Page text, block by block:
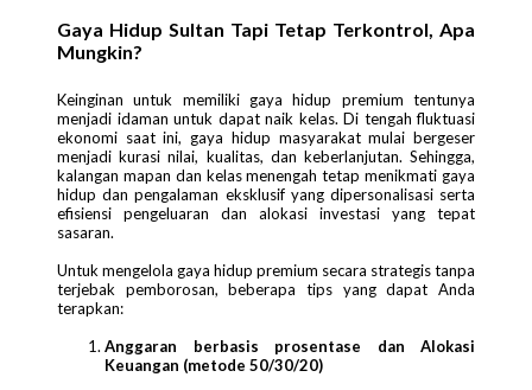
Gaya Hidup Sultan Tapi Tetap Terkontrol, Apa
Mungkin?
Keinginan untuk memiliki gaya hidup premium tentunya
menjadi idaman untuk dapat naik kelas. Di tengah fluktuasi
ekonomi saat ini, gaya hidup masyarakat mulai bergeser
menjadi kurasi nilai, kualitas, dan keberlanjutan. Sehingga,
kalangan mapan dan kelas menengah tetap menikmati gaya
hidup dan pengalaman eksklusif yang dipersonalisasi serta
efisiensi pengeluaran dan alokasi investasi yang tepat
sasaran.
Untuk mengelola gaya hidup premium secara strategis tanpa
terjebak pemborosan, beberapa tips yang dapat Anda
terapkan:
Anggaran berbasis prosentase dan Alokasi
Keuangan (metode 50/30/20)